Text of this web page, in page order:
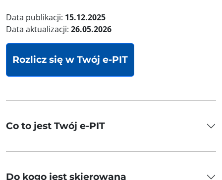
Data publikacji: 15.12.2025
Data aktualizacji: 26.05.2026
Rozlicz się w Twój e-PIT
Co to jest Twój e-PIT
Do kogo jest skierowana